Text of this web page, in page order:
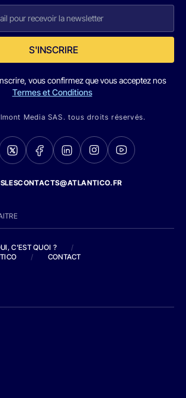
S'INSCRIRE
vous confirmez que vous acceptez nos
Termes et Conditions
Media SAS. tous droits réservés.
C'EST QUOI ?
/
/ CONTACT